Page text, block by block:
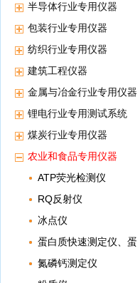
半导体行业专用仪器
包装行业专用仪器
纺织行业专用仪器
建筑工程仪器
金属与冶金行业专用仪器
锂电行业专用测试系统
煤炭行业专用仪器
农业和食品专用仪器
ATP荧光检测仪
RQ反射仪
冰点仪
蛋白质快速测定仪、蛋
白测定仪
氮磷钙测定仪